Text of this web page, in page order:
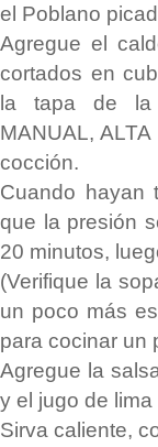
el Poblano
Agregue el
cortados en
la tapa de la
MANUAL,
cocción.
Cuando hayan
que la presión
20 minutos,
(Verifique la
un poco más
para cocinar un
Agregue la
y el jugo de
Sirva caliente,